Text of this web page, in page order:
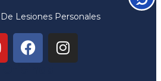
Lesiones Personales